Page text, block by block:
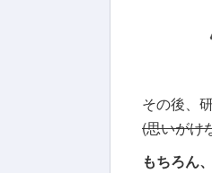
その後、
(思いがけ
もちろん